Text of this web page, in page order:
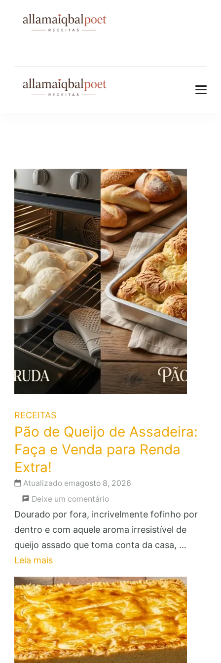
allamaiqbalpo
RECEITAS
Pão de Queijo de Assadeira:
Faça e Venda para Renda
Extra!
Atualizado emagosto 8, 2026
Deixe um comentárioem
Pão
de
Queijo
Assadeira:
Faça
e
Venda
para
Renda
Dourado por fora, incrivelmente fofinho por
dentro e com aquele aroma irresistível de
queijo assado que toma conta da casa, …
Leia mais